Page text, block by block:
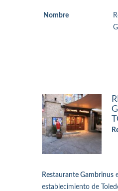
Nombre
Restaurante Gambrinus
establecimiento de